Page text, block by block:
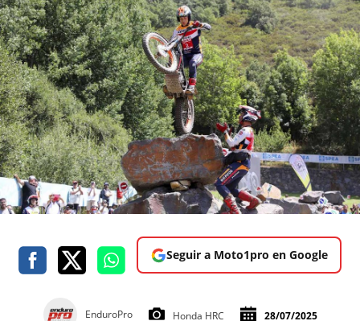
Seguir a Moto1pro en Google
EnduroPro Honda HRC 28/07/2025